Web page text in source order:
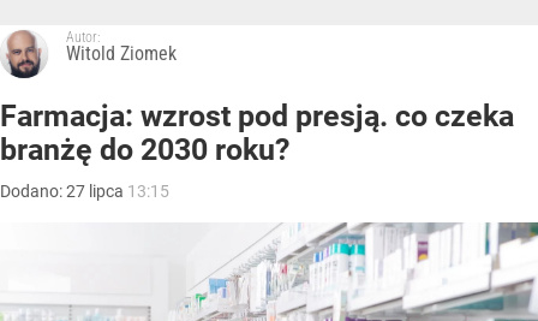
Autor:
Witold Ziomek
Farmacja: wzrost pod presją. co czeka
branżę do 2030 roku?
Dodano:27 lipca 13:15